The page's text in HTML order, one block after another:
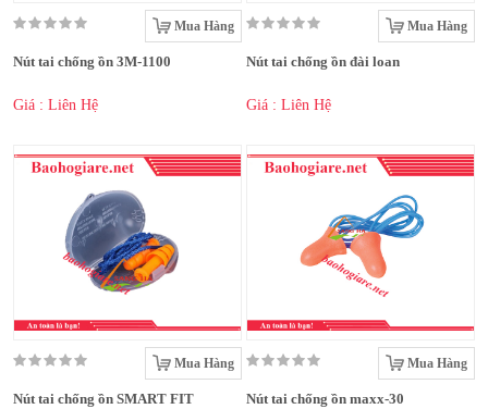
Mua Hàng
Nút tai chống ồn 3M-1100
Giá : Liên Hệ
Mua Hàng
Nút tai chống ồn đài loan
Giá : Liên Hệ
Mua Hàng
Nút tai chống ồn SMART FIT
Mua Hàng
Nút tai chống ồn maxx-30